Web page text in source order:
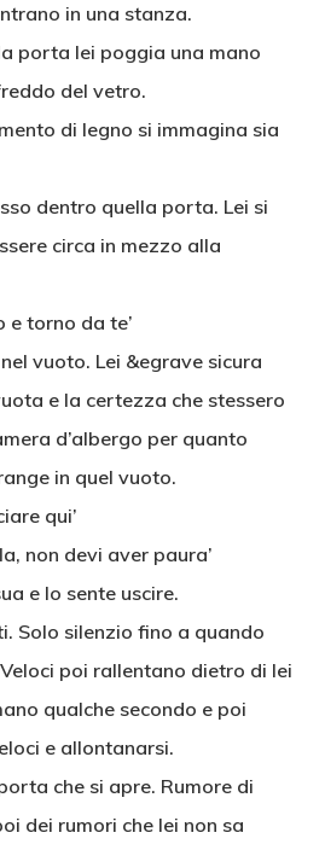
in una stanza.
porta lei poggia una mano
del vetro.
di legno si immagina sia
dentro quella porta. Lei si
circa in mezzo alla
e torno da te’
vuoto. Lei &egrave sicura
e la certezza che stessero
d’albergo per quanto
in quel vuoto.
qui’
non devi aver paura’
e lo sente uscire.
Solo silenzio fino a quando
poi rallentano dietro di lei
qualche secondo e poi
e allontanarsi.
che si apre. Rumore di
dei rumori che lei non sa